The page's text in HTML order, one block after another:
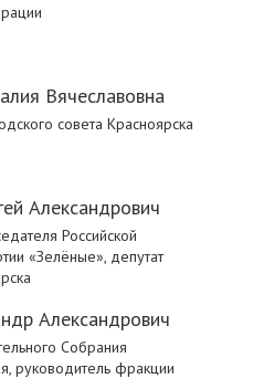
Вячеславовна
совета Красноярска
Александрович
Российской
«Зелёные», депутат
Александрович
Собрания
руководитель фракции